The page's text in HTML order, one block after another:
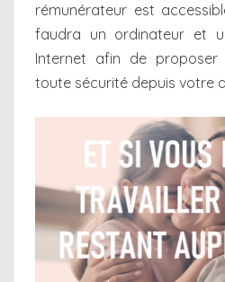
rémunérateur est
faudra un ordinateur et
Internet afin de
toute sécurité depuis votre